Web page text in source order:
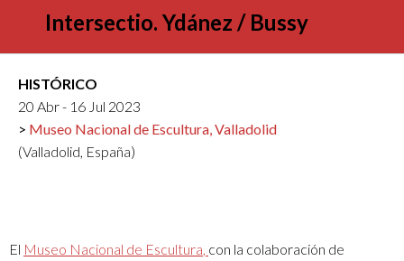
Intersectio. Ydánez / Bussy
HISTÓRICO
20 Abr - 16 Jul 2023
Museo Nacional de Escultura, Valladolid
(Valladolid, España)
El Museo Nacional de Escultura con la colaboración de